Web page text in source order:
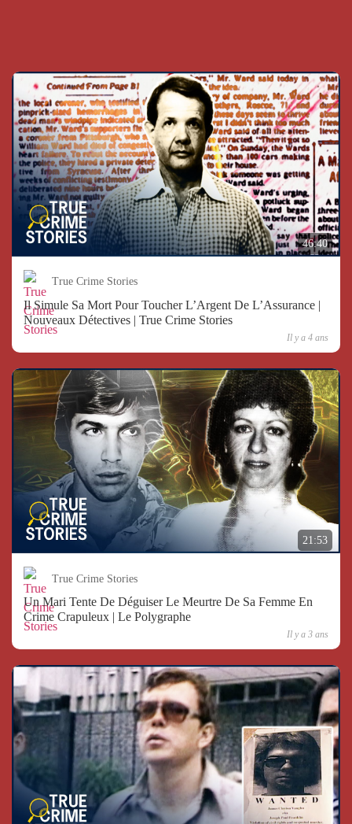
46:40
True Crime Stories
Il Simule Sa Mort Pour Toucher L’Argent De L’Assurance |
Nouveaux Détectives | True Crime Stories
Il y a 4 ans
21:53
True Crime Stories
Un Mari Tente De Déguiser Le Meurtre De Sa Femme En
Crime Crapuleux | Le Polygraphe
Il y a 3 ans